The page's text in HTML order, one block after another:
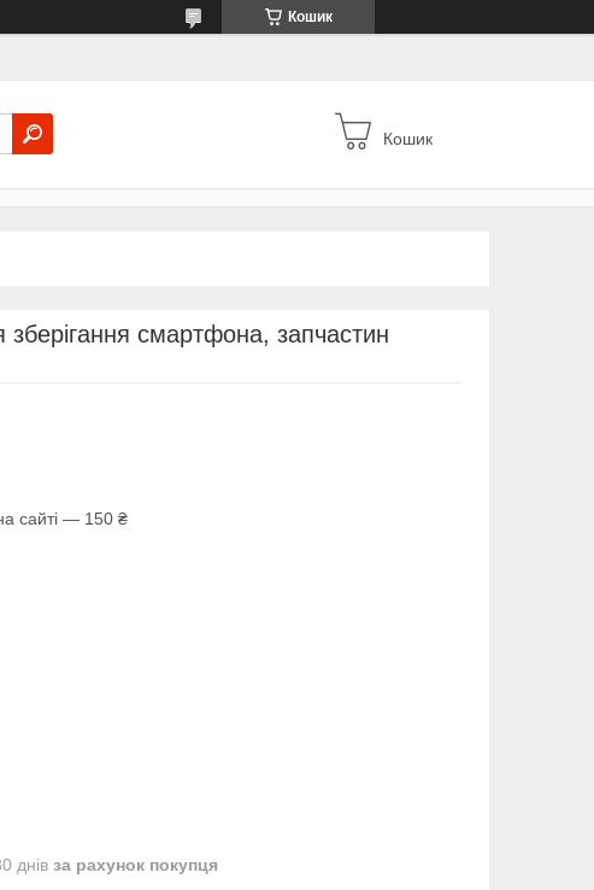
Кошик
Кошик
смартфона, запчастин
сайті — 150 ₴
днів за рахунок покупця